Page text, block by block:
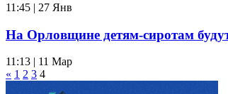
11:45 | 27 Янв
На Орловщине детям-сиротам
11:13 | 11 Мар
« 1 2 3 4